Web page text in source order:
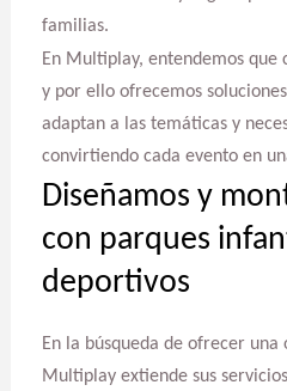
familias.
En Multiplay, entendemos que
y por ello ofrecemos
adaptan a las temáticas y
convirtiendo cada evento en
Diseñamos y
con parques
deportivos
En la búsqueda de ofrecer
Multiplay extiende sus